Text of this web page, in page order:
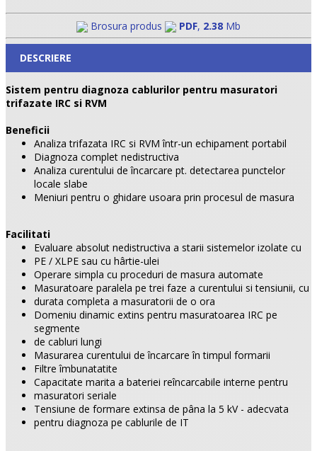
Brosura produs PDF, 2.38 Mb
DESCRIERE
Sistem pentru diagnoza cablurilor pentru masuratori
trifazate IRC si RVM
Beneficii
Analiza trifazata IRC si RVM într-un echipament portabil
Diagnoza complet nedistructiva
Analiza curentului de încarcare pt. detectarea punctelor
locale slabe
Meniuri pentru o ghidare usoara prin procesul de masura
Facilitati
Evaluare absolut nedistructiva a starii sistemelor izolate cu
PE / XLPE sau cu hârtie-ulei
Operare simpla cu proceduri de masura automate
Masuratoare paralela pe trei faze a curentului si tensiunii, cu
durata completa a masuratorii de o ora
Domeniu dinamic extins pentru masuratoarea IRC pe
segmente
de cabluri lungi
Masurarea curentului de încarcare în timpul formarii
Filtre îmbunatatite
Capacitate marita a bateriei reîncarcabile interne pentru
masuratori seriale
Tensiune de formare extinsa de pâna la 5 kV - adecvata
pentru diagnoza pe cablurile de IT